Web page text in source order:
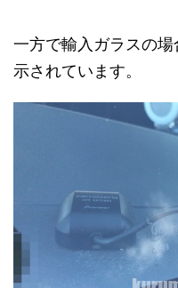
一方で輸入ガラスの
示されています。